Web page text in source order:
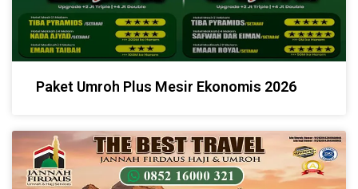
Paket Umroh Plus Mesir Ekonomis 2026